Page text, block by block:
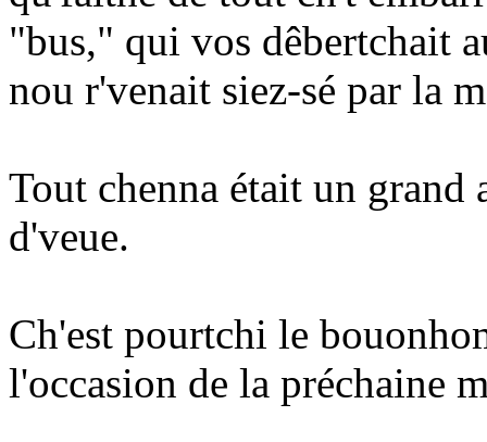
"bus," qui vos dêbertchait
nou r'venait siez-sé par la
Tout chenna était un grand
d'veue.
Ch'est pourtchi le
l'occasion de la préchaine